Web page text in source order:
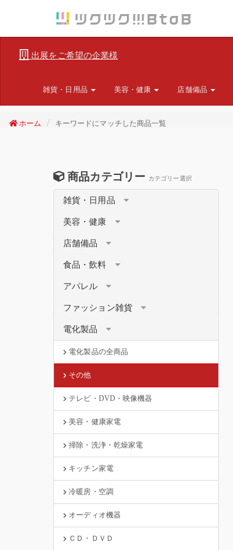
出展をご希望の企業様
雑貨・日用品 美容・健康 店舗備品
ホーム キーワードにマッチした商品一覧
商品カテゴリー カテゴリー選択
雑貨・日用品
美容・健康
店舗備品
食品・飲料
アパレル
ファッション雑貨
電化製品
電化製品の全商品
その他
テレビ・DVD・映像機器
美容・健康家電
掃除・洗浄・乾燥家電
キッチン家電
冷暖房・空調
オーディオ機器
ＣＤ・ＤＶＤ